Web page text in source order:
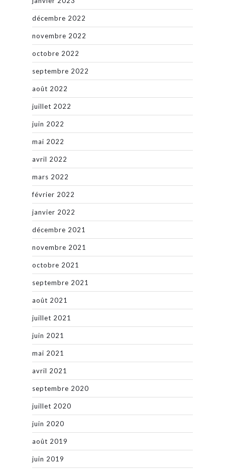
décembre 2022
novembre 2022
octobre 2022
septembre 2022
août 2022
juillet 2022
juin 2022
mai 2022
avril 2022
mars 2022
février 2022
janvier 2022
décembre 2021
novembre 2021
octobre 2021
septembre 2021
août 2021
juillet 2021
juin 2021
mai 2021
avril 2021
septembre 2020
juillet 2020
juin 2020
août 2019
juin 2019